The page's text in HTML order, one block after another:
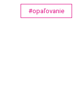
#opaľovanie